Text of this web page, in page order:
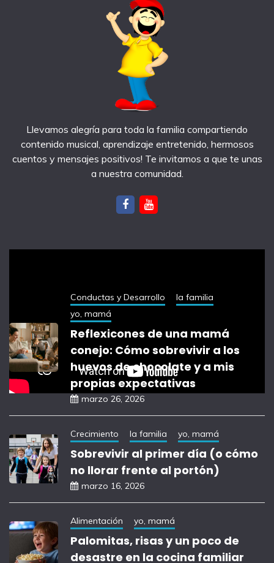
Llevamos alegría para toda la familia compartiendo
contenido musical, aprendizaje entretenido, hermosos
cuentos y mensajes positivos! Te invitamos a que te unas
a nuestra comunidad.
Conductas y Desarrollo
la familia
yo, mamá
Reflexicones de una mamá
conejo: Cómo sobrevivir a los
huevos de chocolate y a mis
propias expectativas
marzo 26, 2026
Crecimiento la familia yo, mamá
Sobrevivir al primer día (o cómo
no llorar frente al portón)
marzo 16, 2026
Alimentación yo, mamá
Palomitas, risas y un poco de
desastre en la cocina familiar